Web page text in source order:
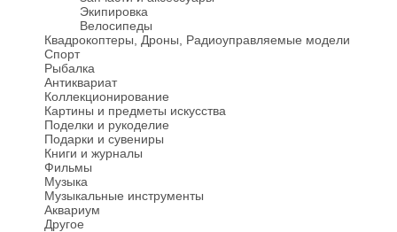
Экипировка
Велосипеды
Квадрокоптеры, Дроны, Радиоуправляемые модели
Спорт
Рыбалка
Антиквариат
Коллекционирование
Картины и предметы искусства
Поделки и рукоделие
Подарки и сувениры
Книги и журналы
Фильмы
Музыка
Музыкальные инструменты
Аквариум
Другое